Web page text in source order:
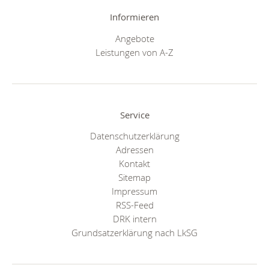
Informieren
Angebote
Leistungen von A-Z
Service
Datenschutzerklärung
Adressen
Kontakt
Sitemap
Impressum
RSS-Feed
DRK intern
Grundsatzerklärung nach LkSG